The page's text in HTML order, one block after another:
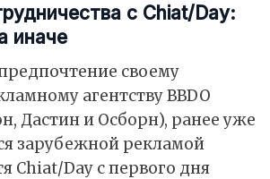
с Chiat/Day:
иначе
своему
агентству BBDO
Дастин и Осборн), ранее уже
зарубежной рекламой
Chiat/Day с первого дня